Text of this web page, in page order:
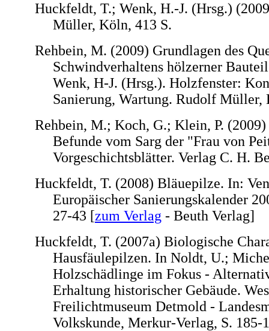
Huckfeldt, T.; Wenk, H.-J. (Hrsg.)
Müller, Köln, 413 S.
Rehbein, M. (2009) Grundlagen des
Schwindverhaltens hölzerner
Wenk, H-J. (Hrsg.). Holzfenster:
Sanierung, Wartung. Rudolf Müller,
Rehbein, M.; Koch, G.; Klein, P.
Befunde vom Sarg der "Frau von
Vorgeschichtsblätter. Verlag C. H.
Huckfeldt, T. (2008) Bläuepilze. In:
Europäischer Sanierungskalender
27-43 [zum Verlag - Beuth Verlag]
Huckfeldt, T. (2007a) Biologische
Hausfäulepilzen. In Noldt, U.;
Holzschädlinge im Fokus -
Erhaltung historischer Gebäude.
Freilichtmuseum Detmold -
Volkskunde, Merkur-Verlag, S. 185-